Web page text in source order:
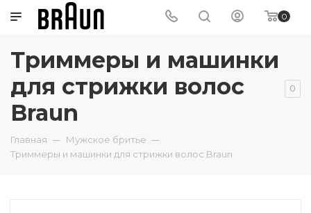
0
Триммеры и машинки
для стрижки волос
Braun
0
Главная
Мужское бритье
Триммеры и машинки для стрижки волос Braun